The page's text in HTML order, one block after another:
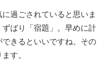
過ごされていると思いま
ばり「宿題」。早めに計
きるといいですね。その
す。